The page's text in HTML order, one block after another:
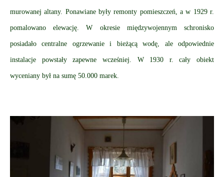
murowanej altany. Ponawiane były remonty pomieszczeń, a w 1929 r.
pomalowano elewację. W okresie międzywojennym schronisko
posiadało centralne ogrzewanie i bieżącą wodę, ale odpowiednie
instalacje powstały zapewne wcześniej. W 1930 r. cały obiekt
wyceniany był na sumę 50.000 marek.